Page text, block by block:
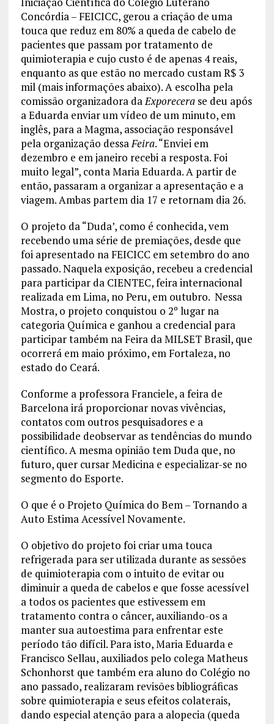
Concórdia – FEICICC, gerou a criação de uma
touca que reduz em 80% a queda de cabelo de
pacientes que passam por tratamento de
quimioterapia e cujo custo é de apenas 4 reais,
enquanto as que estão no mercado custam R$ 3
mil (mais informações abaixo). A escolha pela
comissão organizadora daExporecerase deu após
a Eduarda enviar um vídeo de um minuto, em
inglês, para a Magma, associação responsável
pela organização dessaFeira. “Enviei em
dezembro e em janeiro recebi a resposta. Foi
muito legal”, conta Maria Eduarda. A partir de
então, passaram a organizar a apresentação e a
viagem. Ambas partem dia 17 e retornam dia 26.
O projeto da “Duda’, como é conhecida, vem
recebendo uma série de premiações, desde que
foi apresentado na FEICICC em setembro do ano
passado. Naquela exposição, recebeu a credencial
para participar da CIENTEC, feira internacional
realizada em Lima, no Peru, em outubro. Nessa
Mostra, o projeto conquistou o 2º lugar na
categoria Química e ganhou a credencial para
participar também na Feira da MILSET Brasil, que
ocorrerá em maio próximo, em Fortaleza, no
estado do Ceará.
Conforme a professora Franciele, a feira de
Barcelona irá proporcionar novas vivências,
contatos com outros pesquisadores e a
possibilidade deobservar as tendências do mundo
científico. A mesma opinião tem Duda que, no
futuro, quer cursar Medicina e especializar-se no
segmento do Esporte.
O que é o Projeto Química do Bem – Tornando a
Auto Estima Acessível Novamente.
O objetivo do projeto foi criar uma touca
refrigerada para ser utilizada durante as sessões
de quimioterapia com o intuito de evitar ou
diminuir a queda de cabelos e que fosse acessível
a todos os pacientes que estivessem em
tratamento contra o câncer, auxiliando-os a
manter sua autoestima para enfrentar este
período tão difícil. Para isto, Maria Eduarda e
Francisco Sellau, auxiliados pelo colega Matheus
Schonhorst que também era aluno do Colégio no
ano passado, realizaram revisões bibliográficas
sobre quimioterapia e seus efeitos colaterais,
dando especial atenção para a alopecia (queda